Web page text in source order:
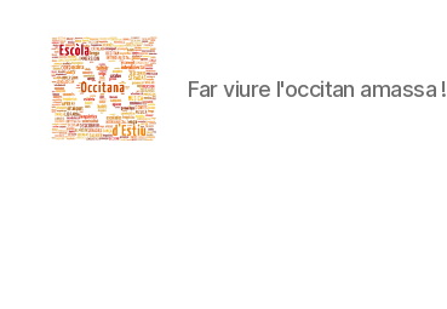
Far viure l'occitan amassa !